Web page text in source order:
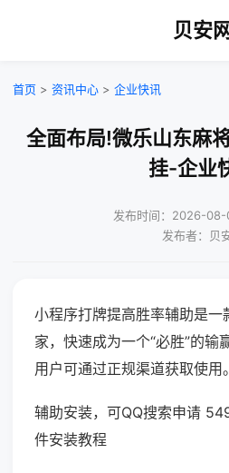
贝安网
首页 > 资讯中心 > 企业快讯
全面布局!微乐山东麻
挂-企业
发布时间：2026-08-
发布者：贝
小程序打牌提高胜率辅助是一
家，快速成为一个“必胜”的输
用户可通过正规渠道获取使用。
辅助安装，可QQ搜索申请
件安装教程